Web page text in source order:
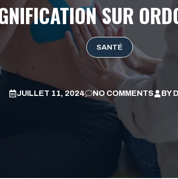
SUR
SANTÉ
JUILLET 11, 2024 NO COMMENTS BY